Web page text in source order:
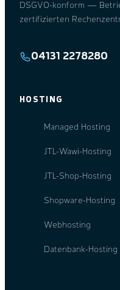
DSGVO-konform —
zertifizierten
04131 2278280
HOSTING
Managed Hosting
JTL-Wawi-Hosting
JTL-Shop-Hosting
Shopware-Hosting
Webhosting
Datenbank-Hosting